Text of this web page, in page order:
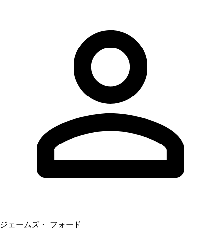
ジェームズ・ フォード